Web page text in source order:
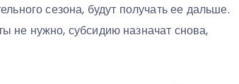
сезона, будут получать ее дальше.
не нужно, субсидию назначат снова,